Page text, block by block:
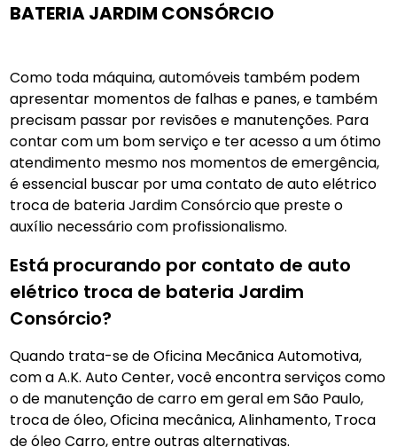
BATERIA JARDIM CONSÓRCIO
Como toda máquina, automóveis também podem
apresentar momentos de falhas e panes, e também
precisam passar por revisões e manutenções. Para
contar com um bom serviço e ter acesso a um ótimo
atendimento mesmo nos momentos de emergência,
é essencial buscar por uma contato de auto elétrico
troca de bateria Jardim Consórcioque preste o
auxílio necessário com profissionalismo.
Está procurando por contato de auto
elétrico troca de bateria Jardim
Consórcio?
Quando trata-se de Oficina Mecãnica Automotiva,
com a A.K. Auto Center, você encontra serviços como
o de manutenção de carro em geral em São Paulo,
troca de óleo, Oficina mecânica, Alinhamento, Troca
de óleo Carro, entre outras alternativas.